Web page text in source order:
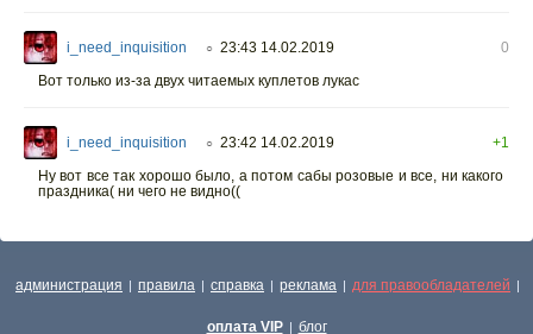
i_need_inquisition ○ 23:43 14.02.2019
0
Вот только из-за двух читаемых куплетов лукас
i_need_inquisition ○ 23:42 14.02.2019
+1
Ну вот все так хорошо было, а потом сабы розовые и все, ни какого
праздника( ни чего не видно((
администрация | правила | справка | реклама | для правообладателей |
оплата VIP | блог